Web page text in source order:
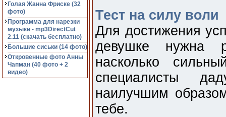
Голая Жанна Фриске (32
фото)
Программа для нарезки
музыки - mp3DirectCut
2.11 (cкачать бесплатно)
Большие сиськи (14 фото)
Откровенные фото Анны
Чапман (40 фото + 2
видео)
Тест на силу воли
Для достижения
девушке нужна
насколько
специалисты
наилучшим
тебе.